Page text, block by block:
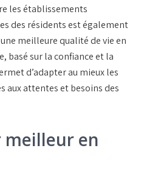
les établissements
des résidents est également
meilleure qualité de vie en
basé sur la confiance et la
d’adapter au mieux les
aux attentes et besoins des
meilleur en